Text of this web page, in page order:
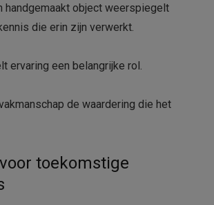
handgemaakt object weerspiegelt
die erin zijn verwerkt.
ervaring een belangrijke rol.
de waardering die het
toekomstige